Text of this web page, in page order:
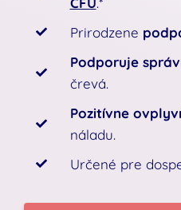
Prirodzene
Podporuje
črevá.
Pozitívne
náladu.
Určené pre